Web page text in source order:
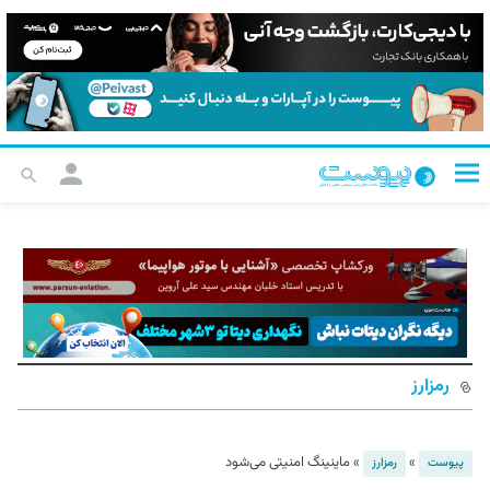
رمزارز
پیوست » رمزارز »ماینینگ امنیتی می‌شود